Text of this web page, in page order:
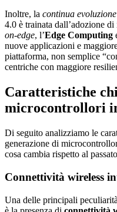
Inoltre, la continua
4.0 è trainata dall’adozione
on-edge, l’Edge Computing
nuove applicazioni e
piattaforma, non semplice
centriche con maggiore
Caratteristiche
microcontrollori
Di seguito analizziamo le
generazione di
cosa cambia rispetto al
Connettività wireless
Una delle principali